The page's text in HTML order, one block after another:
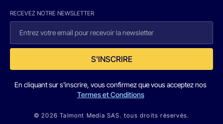
RECEVEZ NOTRE NEWSLETTER
S'INSCRIRE
En cliquant sur s'inscrire, vous confirmez que vous acceptez nos
Termes et Conditions
© 2026 Talmont Media SAS. tous droits réservés.